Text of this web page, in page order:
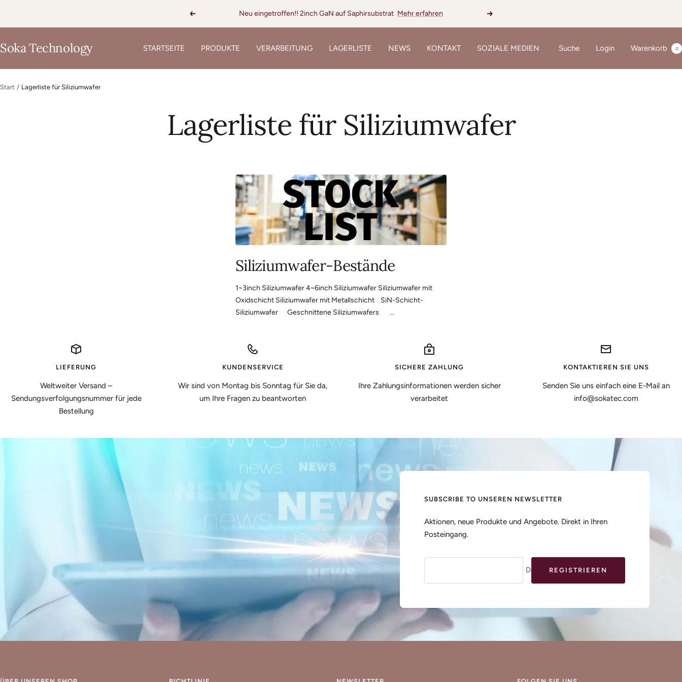
Zurück
Neu eingetroffen!! 2inch GaN auf Saphirsubstrat Mehr erfahren
Weiter
STARTSEITE PRODUKTE VERARBEITUNG LAGERLISTE NEWS KONTAKT SOZIALE MEDIEN
Soka Technology Suche Login Warenkorb 0
Start Lagerliste für Siliziumwafer
Lagerliste für Siliziumwafer
Siliziumwafer-Bestände
1~3inch Siliziumwafer 4~6inch Siliziumwafer Siliziumwafer mit
Oxidschicht Siliziumwafer mit Metallschicht SiN-Schicht-
Siliziumwafer Geschnittene Siliziumwafers ...
LIEFERUNG
Weltweiter Versand –
Sendungsverfolgungsnummer für jede
Bestellung
KUNDENSERVICE
Wir sind von Montag bis Sonntag für Sie da,
um Ihre Fragen zu beantworten
SICHERE ZAHLUNG
Ihre Zahlungsinformationen werden sicher
verarbeitet
KONTAKTIEREN SIE UNS
Senden Sie uns einfach eine E-Mail an
info@sokatec.com
SUBSCRIBE TO UNSEREN NEWSLETTER
Aktionen, neue Produkte und Angebote. Direkt in Ihren
Posteingang.
Deine E-MailREGISTRIEREN